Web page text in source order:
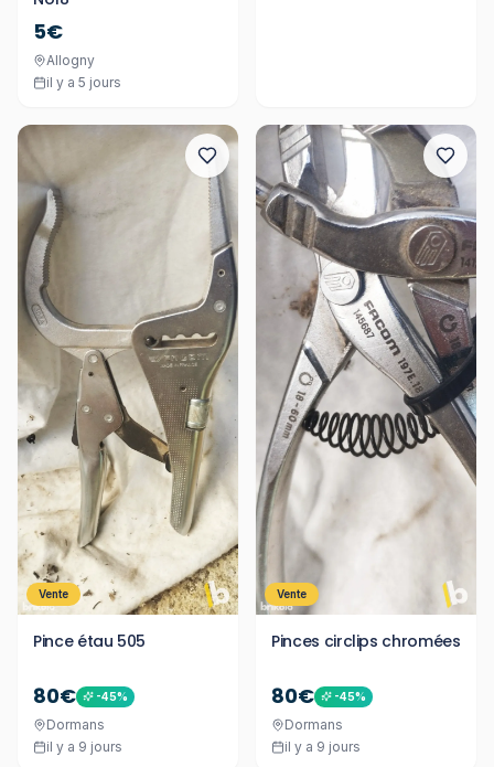
5€
Allogny
il y a 5 jours
Vente
Pince étau 505
80€ -45%
Dormans
il y a 9 jours
Vente
Pinces circlips chromées
80€ -45%
Dormans
il y a 9 jours